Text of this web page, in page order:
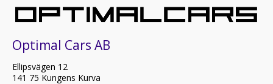
Optimal Cars AB
Ellipsvägen 12
141 75 Kungens Kurva